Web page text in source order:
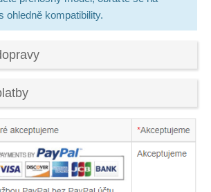
ohledně kompatibility.